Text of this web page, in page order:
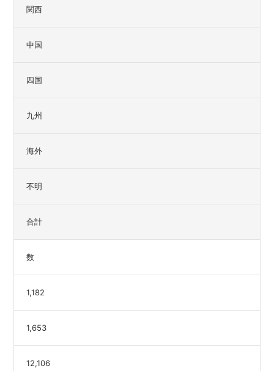
関西
中国
四国
九州
海外
不明
合計
数
1,182
1,653
12,106